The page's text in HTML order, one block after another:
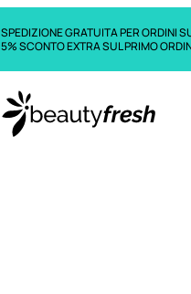
SPEDIZIONE GRATUITA PER ORDINI
5% SCONTO EXTRA SUL PRIMO